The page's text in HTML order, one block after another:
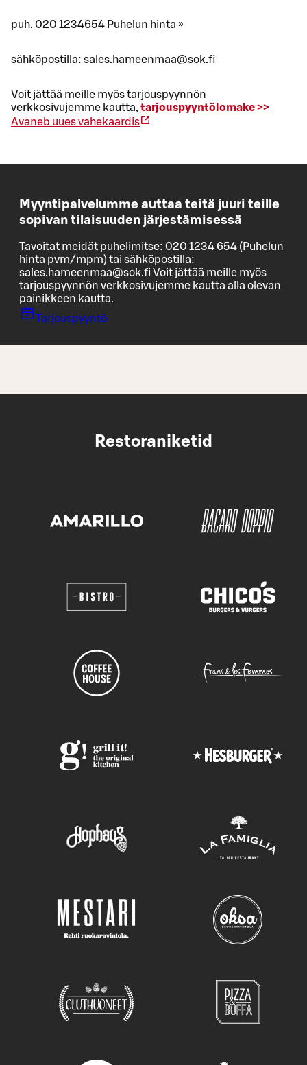
puh. 020 1234654 Puhelun hinta »
sähköpostilla: sales.hameenmaa@sok.fi
Voit jättää meille myös tarjouspyynnön
verkkosivujemme kautta, tarjouspyyntölomake >>
Avaneb uues vahekaardis
Myyntipalvelumme auttaa teitä juuri teille
sopivan tilaisuuden järjestämisessä
Tavoitat meidät puhelimitse: 020 1234 654 (Puhelun
hinta pvm/mpm) tai sähköpostilla:
sales.hameenmaa@sok.fi Voit jättää meille myös
tarjouspyynnön verkkosivujemme kautta alla olevan
painikkeen kautta.
Tarjouspyyntö
Restoraniketid